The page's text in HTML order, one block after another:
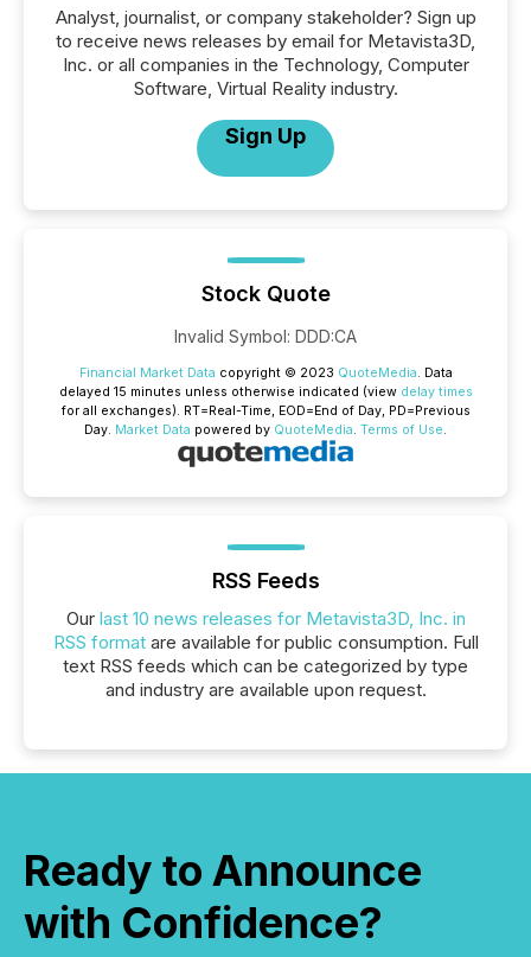
Analyst, journalist, or company stakeholder? Sign up
to receive news releases by email for Metavista3D,
Inc. or all companies in the Technology, Computer
Software, Virtual Reality industry.
Sign Up
Stock Quote
Invalid Symbol: DDD:CA
Financial Market Data copyright © 2023 QuoteMedia. Data
delayed 15 minutes unless otherwise indicated (view delay times
for all exchanges). RT=Real-Time, EOD=End of Day, PD=Previous
Day. Market Data powered by QuoteMedia. Terms of Use.
RSS Feeds
Our last 10 news releases for Metavista3D, Inc. in
RSS formatare available for public consumption. Full
text RSS feeds which can be categorized by type
and industry are available upon request.
Ready to Announce
with Confidence?